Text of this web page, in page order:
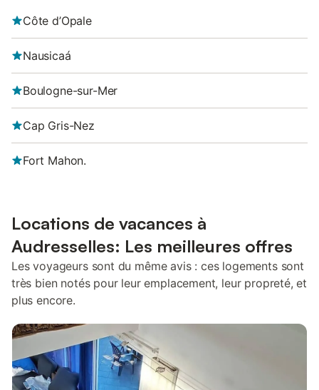
Côte d’Opale
Nausicaá
Boulogne-sur-Mer
Cap Gris-Nez
Fort Mahon.
Locations de vacances à
Audresselles: Les meilleures offres
Les voyageurs sont du même avis : ces logements sont
très bien notés pour leur emplacement, leur propreté, et
plus encore.